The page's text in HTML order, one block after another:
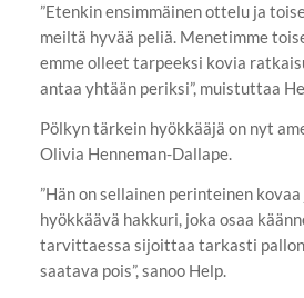
”Etenkin ensimmäinen ottelu ja
meiltä hyvää peliä. Menetimme
emme olleet tarpeeksi kovia
antaa yhtään periksi”, muistuttaa
Pölkyn tärkein hyökkääjä on nyt
Olivia Henneman-Dallape.
”Hän on sellainen perinteinen
hyökkäävä hakkuri, joka osaa
tarvittaessa sijoittaa tarkasti
saatava pois”, sanoo Help.